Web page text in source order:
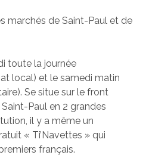
marchés de Saint-Paul et de
toute la journée
local) et le samedi matin
Se situe sur le front
Paul en 2 grandes
il y a même un
« Ti’Navettes » qui
français.